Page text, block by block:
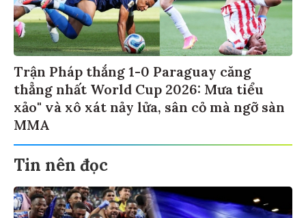
Trận Pháp thắng 1-0 Paraguay căng
thẳng nhất World Cup 2026: Mưa tiểu
xảo" và xô xát nảy lửa, sân cỏ mà ngỡ sàn
MMA
Tin nên đọc